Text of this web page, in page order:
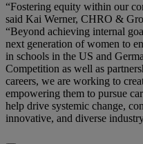
“Fostering equity within our
said Kai Werner, CHRO &
“Beyond achieving internal
next generation of women to
in schools in the US and
Competition as well as
careers, we are working to
empowering them to pursue
help drive systemic change,
innovative, and diverse